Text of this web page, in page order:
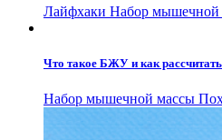
Лайфхаки Набор мышечной
Что такое БЖУ и как
Набор мышечной массы